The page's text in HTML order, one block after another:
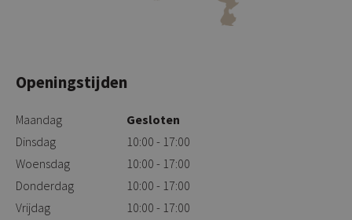
Openingstijden
Maandag
Gesloten
Dinsdag
10:00 - 17:00
Woensdag
10:00 - 17:00
Donderdag
10:00 - 17:00
Vrijdag
10:00 - 17:00